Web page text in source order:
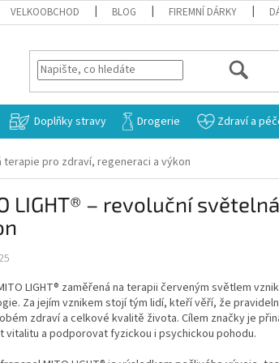
VELKOOBCHOD BLOG FIREMNÍ DÁRKY
HLEDAT
Doplňky stravy Drogerie Zdraví a
terapie pro zdraví, regeneraci a výkon
LIGHT® – revoluční
LIGHT® zaměřená na terapii červeným světlem
Za jejím vznikem stojí tým lidí, kteří věří, že
zdraví a celkové kvalitě života. Cílem značky je
vitalitu a podporovat fyzickou i psychickou pohodu.